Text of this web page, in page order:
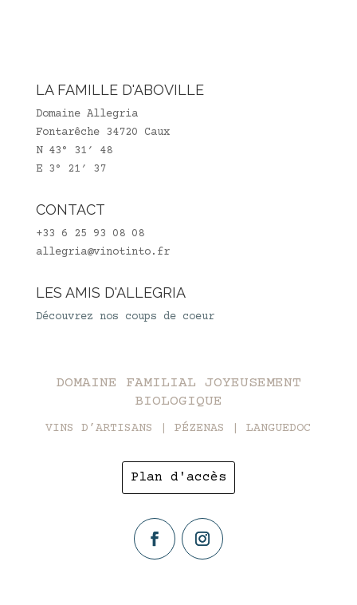
LA FAMILLE D'ABOVILLE
Domaine Allegria
Fontarêche 34720 Caux
N 43° 31′ 48
E 3° 21′ 37
CONTACT
+33 6 25 93 08 08
allegria@vinotinto.fr
LES AMIS D'ALLEGRIA
Découvrez nos coups de coeur
DOMAINE FAMILIAL JOYEUSEMENT
BIOLOGIQUE
VINS D’ARTISANS | PÉZENAS | LANGUEDOC
Plan d'accès